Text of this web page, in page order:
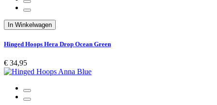
In Winkelwagen
Hinged Hoops Hera Drop Ocean Green
€ 34,95